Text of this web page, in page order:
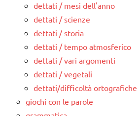
dettati / mesi dell'anno
dettati / scienze
dettati / storia
dettati / tempo atmosferico
dettati / vari argomenti
dettati / vegetali
dettati/difficoltà ortografiche
giochi con le parole